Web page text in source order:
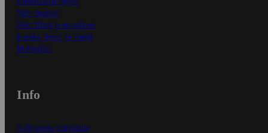
Näin maksat
Näin tilaat ja muokkaat
Kaikki ohjeet ja vinkit
In English
Info
S-Business yrityksille